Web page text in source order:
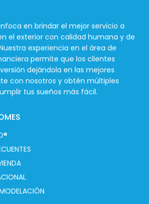
en brindar el mejor servicio a
el exterior con calidad humana y de
experiencia en el área de
permite que los clientes
dejándola en las mejores
con nosotros y obtén múltiples
tus sueños más fácil.